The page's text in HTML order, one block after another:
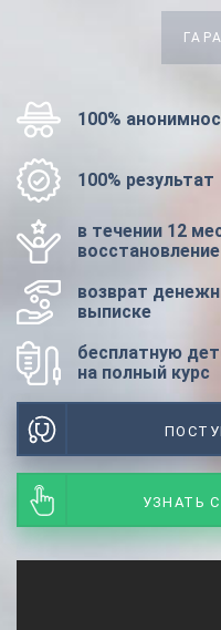
100%
100% результат
в течении 12
восстановление
возврат
выписке
бесплатную
на полный курс
УЗНАТЬ